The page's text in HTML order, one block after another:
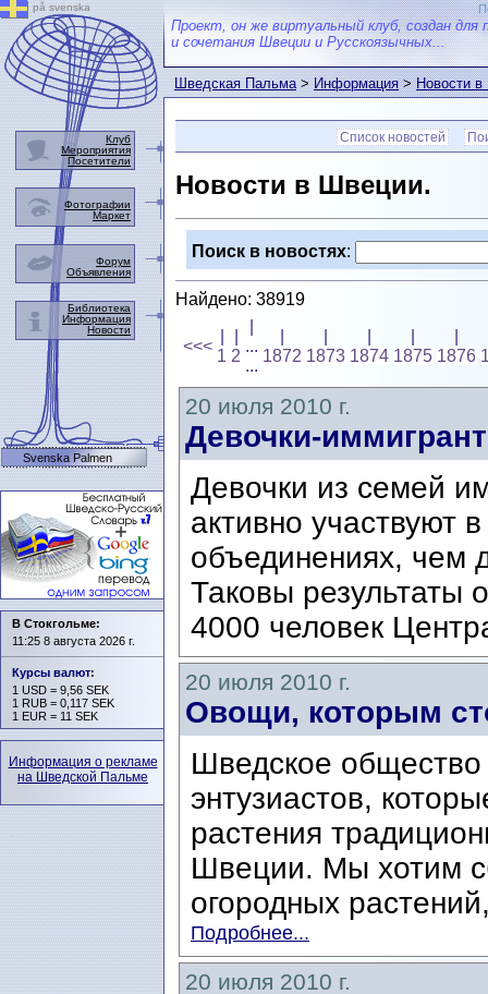
Проект, он же виртуальный клуб, создан для
и сочетания Швеции и Русскоязычных...
Шведская Пальма>Информация>Новости
Список новостей
Новости в Швеции.
Поиск в новостях:
Найдено: 38919
<<<
1 2
...
...
1872 1873 1874 1875 1876
20 июля 2010 г.
Девочки-
Девочки из семей
активно участвуют
объединениях, чем
Таковы результаты
4000 человек
20 июля 2010 г.
Овощи, которым
Шведское
энтузиастов,
растения
Швеции. Мы хотим
огородных
Подробнее...
20 июля 2010 г.
på svenska
Клуб
Мероприятия
Посетители
Фотографии
Маркет
Форум
Объявления
Библиотека
Информация
Новости
Svenska Palmen
В Стокгольме:
11:25 8 августа 2026 г.
Курсы валют:
1 USD = 9,56 SEK
1 RUB = 0,117 SEK
1 EUR = 11 SEK
Информация о рекламе
на Шведской Пальме